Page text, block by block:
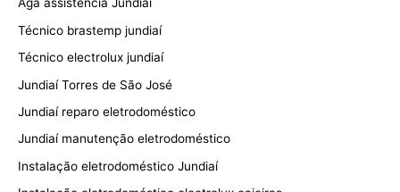
Aga assistência Jundiaí
Técnico brastemp jundiaí
Técnico electrolux jundiaí
Jundiaí Torres de São José
Jundiaí reparo eletrodoméstico
Jundiaí manutenção eletrodoméstico
Instalação eletrodoméstico Jundiaí